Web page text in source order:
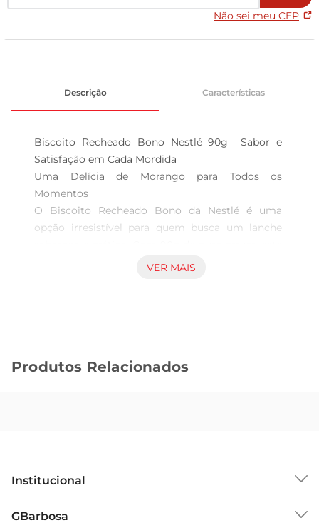
Não sei meu CEP
Descrição Características
Biscoito Recheado Bono Nestlé 90g  Sabor e
Satisfação em Cada Mordida
Uma Delícia de Morango para Todos os
Momentos
O Biscoito Recheado Bono da Nestlé é uma
opção irresistível para quem busca um lanche
biscoitocombina a crocância da massa com um
Qualidade Nestlé em Cada Pacote
quiser, seja para a escola, o trabalho ou passeios.
Este biscoito é perfeitopara compartilhar com
VER MAIS
Produtos Relacionados
Institucional
Grupo Cencosud
GBarbosa